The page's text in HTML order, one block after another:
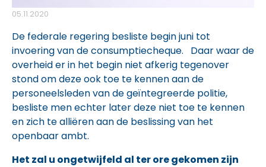
05.11.2020
De federale regering besliste begin juni tot
invoering van de consumptiecheque. Daar waar de
overheid er in het begin niet afkerig tegenover
stond om deze ook toe te kennen aan de
personeelsleden van de geïntegreerde politie,
besliste men echter later deze niet toe te kennen
en zich te alliëren aan de beslissing van het
openbaar ambt.
Het zal u ongetwijfeld al ter ore gekomen zijn